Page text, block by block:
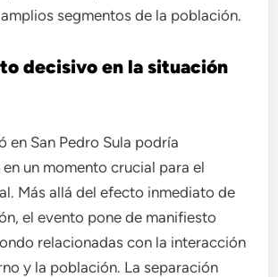
segmentos de la población.
decisivo en la situación
en San Pedro Sula podría
un momento crucial para el
Más allá del efecto inmediato de
el evento pone de manifiesto
relacionadas con la interacción
y la población. La separación